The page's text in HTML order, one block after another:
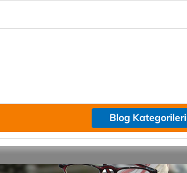
Blog Kategorileri